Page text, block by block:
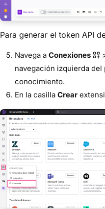
Para generar el token API
Navega a Conexiones
navegación izquierda del
conocimiento.
En la casilla Crear